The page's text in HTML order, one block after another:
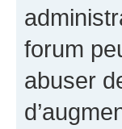
forum
abuser